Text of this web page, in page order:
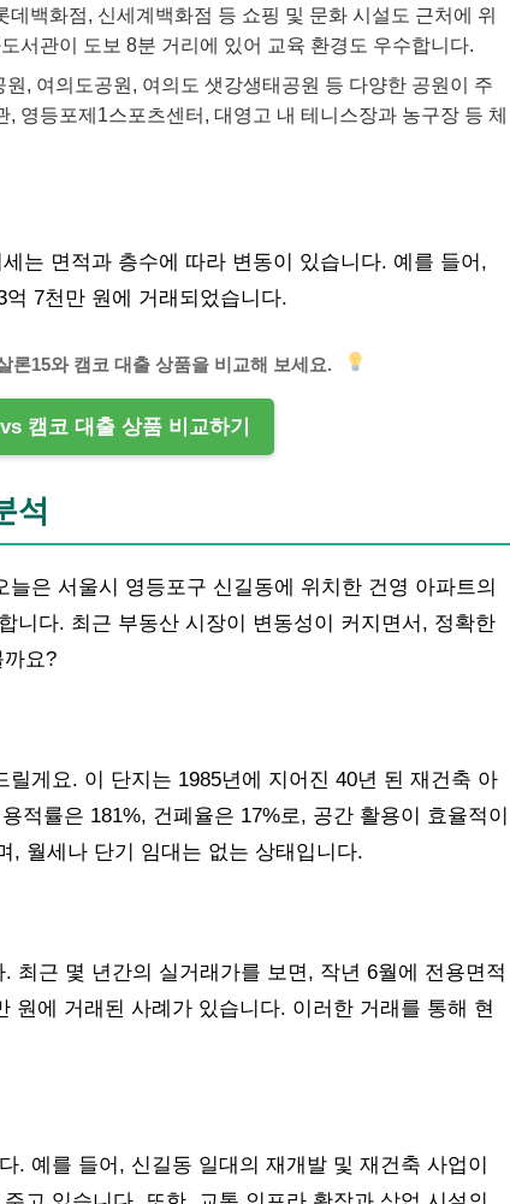
데백화점, 신세계백화점 등 쇼핑 및 문화 시설도 근처에 위
서관이 도보 8분 거리에 있어 교육 환경도 우수합니다.
원, 여의도공원, 여의도 샛강생태공원 등 다양한 공원이 주
영등포제1스포츠센터, 대영고 내 테니스장과 농구장 등 체
는 면적과 층수에 따라 변동이 있습니다. 예를 들어,
7천만 원에 거래되었습니다.
론15와 캠코 대출 상품을 비교해 보세요.
캠코 대출 상품 비교하기
석
늘은 서울시 영등포구 신길동에 위치한 건영 아파트의
니다. 최근 부동산 시장이 변동성이 커지면서, 정확한
요?
게요. 이 단지는 1985년에 지어진 40년 된 재건축 아
적률은 181%, 건폐율은 17%로, 공간 활용이 효율적이
, 월세나 단기 임대는 없는 상태입니다.
최근 몇 년간의 실거래가를 보면, 작년 6월에 전용면적
원에 거래된 사례가 있습니다. 이러한 거래를 통해 현
. 예를 들어, 신길동 일대의 재개발 및 재건축 사업이